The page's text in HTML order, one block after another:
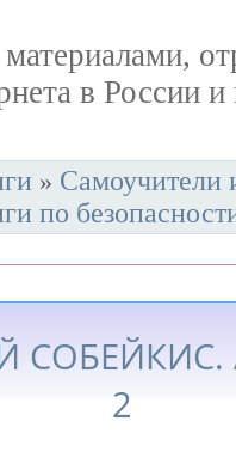
материалами,
в России
» Самоучители
по
2